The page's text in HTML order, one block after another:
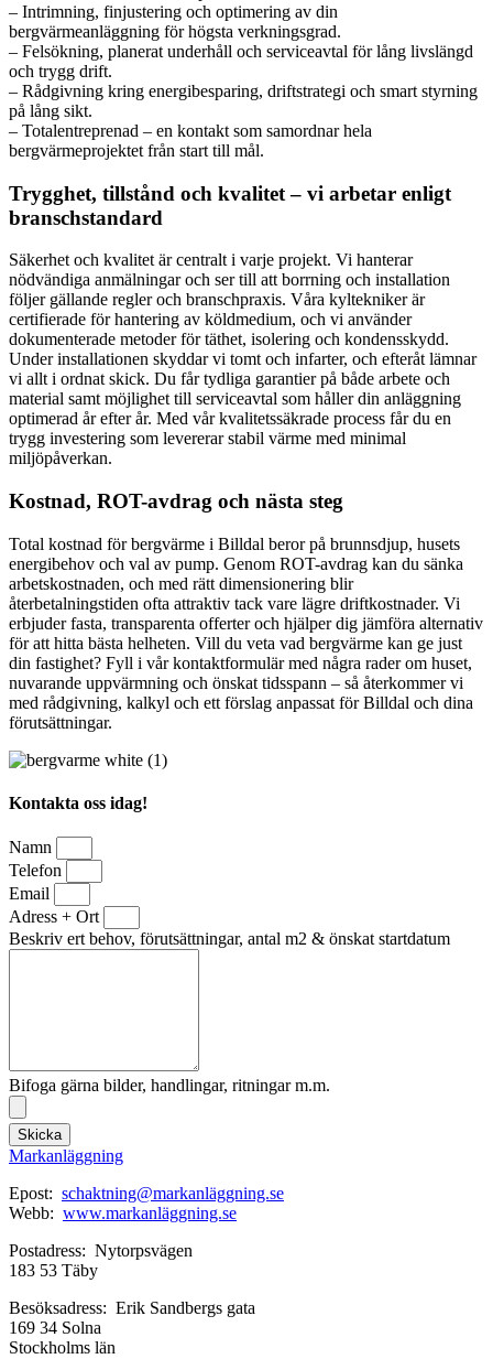
– Intrimning, finjustering och optimering av din
bergvärmeanläggning för högsta verkningsgrad.
– Felsökning, planerat underhåll och serviceavtal för lång livslängd
och trygg drift.
– Rådgivning kring energibesparing, driftstrategi och smart styrning
på lång sikt.
– Totalentreprenad – en kontakt som samordnar hela
bergvärmeprojektet från start till mål.
Trygghet, tillstånd och kvalitet – vi arbetar enligt
branschstandard
Säkerhet och kvalitet är centralt i varje projekt. Vi hanterar
nödvändiga anmälningar och ser till att borrning och installation
följer gällande regler och branschpraxis. Våra kyltekniker är
certifierade för hantering av köldmedium, och vi använder
dokumenterade metoder för täthet, isolering och kondensskydd.
Under installationen skyddar vi tomt och infarter, och efteråt lämnar
vi allt i ordnat skick. Du får tydliga garantier på både arbete och
material samt möjlighet till serviceavtal som håller din anläggning
optimerad år efter år. Med vår kvalitetssäkrade process får du en
trygg investering som levererar stabil värme med minimal
miljöpåverkan.
Kostnad, ROT-avdrag och nästa steg
Total kostnad för bergvärme i Billdal beror på brunnsdjup, husets
energibehov och val av pump. Genom ROT-avdrag kan du sänka
arbetskostnaden, och med rätt dimensionering blir
återbetalningstiden ofta attraktiv tack vare lägre driftkostnader. Vi
erbjuder fasta, transparenta offerter och hjälper dig jämföra alternativ
för att hitta bästa helheten. Vill du veta vad bergvärme kan ge just
din fastighet? Fyll i vår kontaktformulär med några rader om huset,
nuvarande uppvärmning och önskat tidsspann – så återkommer vi
med rådgivning, kalkyl och ett förslag anpassat för Billdal och dina
förutsättningar.
Kontakta oss idag!
Namn
Telefon
Email
Adress + Ort
Beskriv ert behov, förutsättningar, antal m2 & önskat startdatum
Bifoga gärna bilder, handlingar, ritningar m.m.
Skicka
Markanläggning
Epost: schaktning@markanläggning.se
Webb: www.markanläggning.se
Postadress: Nytorpsvägen
183 53 Täby
Besöksadress: Erik Sandbergs gata
169 34 Solna
Stockholms län